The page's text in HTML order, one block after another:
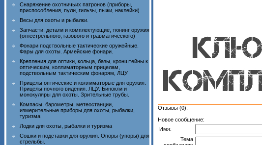
Снаряжение охотничьих патронов (приборы,
приспособления, пули, гильзы, пыжи, наклейки)
Весы для охоты и рыбалки.
Запчасти, детали и комплектующие, тюнинг оружия
(огнестрельного, газового и травматического)
Фонари подствольные тактические оружейные.
Фары для охоты. Армейские фонари.
Крепления для оптики, кольца, базы, кронштейны к
оптическим, коллиматорным прицелам,
подствольным тактическим фонарям, ЛЦУ
Прицелы оптические и коллиматорые для оружия.
Прицелы ночного видения. ЛЦУ. Бинокли и
монокуляры для охоты. Зрительные трубы.
Компасы, барометры, метеостанции,
измерительные приборы для охоты, рыбалки,
туризма
Лодки для охоты, рыбалки и туризма
Сошки и подставки для оружия. Опоры (упоры) для
стрельбы.
Отзывы (0):
Новое сообщение:
Имя:
Тема